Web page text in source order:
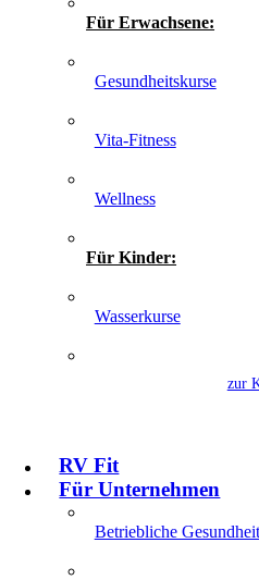
Für Erwachsene:
Gesundheitskurse
Vita-Fitness
Wellness
Für Kinder:
Wasserkurse
zur
RV Fit
Für Unternehmen
Betriebliche